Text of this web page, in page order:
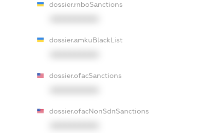
dossier.rnboSanctions
dossier.amkuBlackList
dossier.ofacSanctions
dossier.ofacNonSdnSanctions